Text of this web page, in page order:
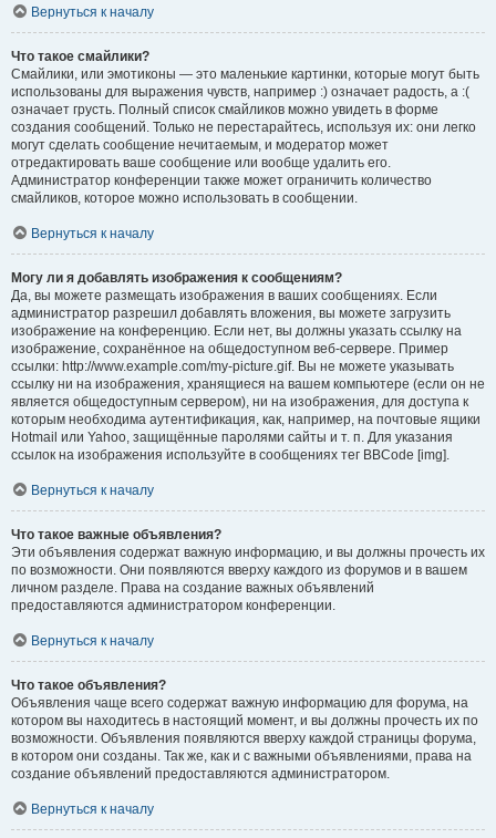
Вернуться к началу
Что такое смайлики?
Смайлики, или эмотиконы — это маленькие картинки, которые могут быть
использованы для выражения чувств, например :) означает радость, а :(
означает грусть. Полный список смайликов можно увидеть в форме
создания сообщений. Только не перестарайтесь, используя их: они легко
могут сделать сообщение нечитаемым, и модератор может
отредактировать ваше сообщение или вообще удалить его.
Администратор конференции также может ограничить количество
смайликов, которое можно использовать в сообщении.
Вернуться к началу
Могу ли я добавлять изображения к сообщениям?
Да, вы можете размещать изображения в ваших сообщениях. Если
администратор разрешил добавлять вложения, вы можете загрузить
изображение на конференцию. Если нет, вы должны указать ссылку на
изображение, сохранённое на общедоступном веб-сервере. Пример
ссылки: http://www.example.com/my-picture.gif. Вы не можете указывать
ссылку ни на изображения, хранящиеся на вашем компьютере (если он не
является общедоступным сервером), ни на изображения, для доступа к
которым необходима аутентификация, как, например, на почтовые ящики
Hotmail или Yahoo, защищённые паролями сайты и т. п. Для указания
ссылок на изображения используйте в сообщениях тег BBCode [img].
Вернуться к началу
Что такое важные объявления?
Эти объявления содержат важную информацию, и вы должны прочесть их
по возможности. Они появляются вверху каждого из форумов и в вашем
личном разделе. Права на создание важных объявлений
предоставляются администратором конференции.
Вернуться к началу
Что такое объявления?
Объявления чаще всего содержат важную информацию для форума, на
котором вы находитесь в настоящий момент, и вы должны прочесть их по
возможности. Объявления появляются вверху каждой страницы форума,
в котором они созданы. Так же, как и с важными объявлениями, права на
создание объявлений предоставляются администратором.
Вернуться к началу